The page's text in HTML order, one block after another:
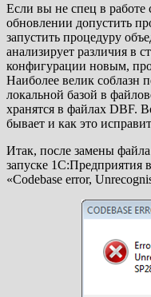
Если вы не спец в
обновлении допустить
запустить процедуру
анализирует различия в
конфигурации новым,
Наиболее велик соблазн
локальной базой в
хранятся в файлах DBF.
бывает и как это
Итак, после замены
запуске 1С:Предприятия
«Codebase error,